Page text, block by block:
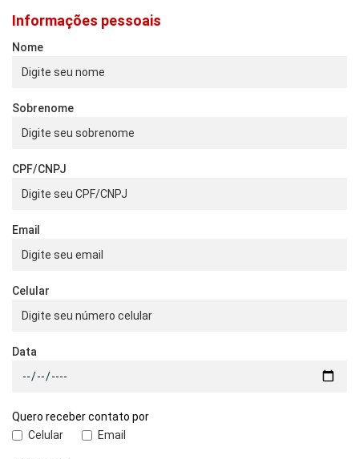
Informações pessoais
Nome
Sobrenome
CPF/CNPJ
Email
Celular
Data
Quero receber contato por
Celular
Email